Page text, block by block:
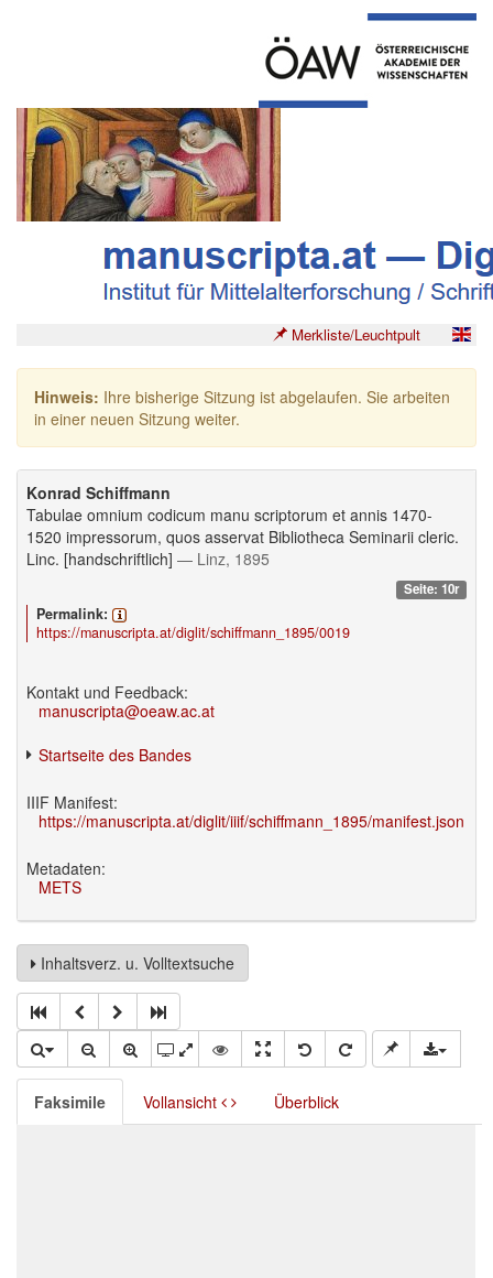
Merkliste/Leuchtpult
Hinweis: Ihre bisherige Sitzung ist abgelaufen. Sie arbeiten
in einer neuen Sitzung weiter.
Konrad Schiffmann
Tabulae omnium codicum manu scriptorum et annis 1470-
1520 impressorum, quos asservat Bibliotheca Seminarii cleric.
Linc. [handschriftlich] — Linz, 1895
Seite: 10r
Permalink:
https://manuscripta.at/diglit/schiffmann_1895/0019
Kontakt und Feedback:
manuscripta@oeaw.ac.at
Startseite des Bandes
IIIF Manifest:
https://manuscripta.at/diglit/iiif/schiffmann_1895/manifest.json
Metadaten:
METS
Inhaltsverz. u. Volltextsuche
Faksimile Vollansicht Überblick